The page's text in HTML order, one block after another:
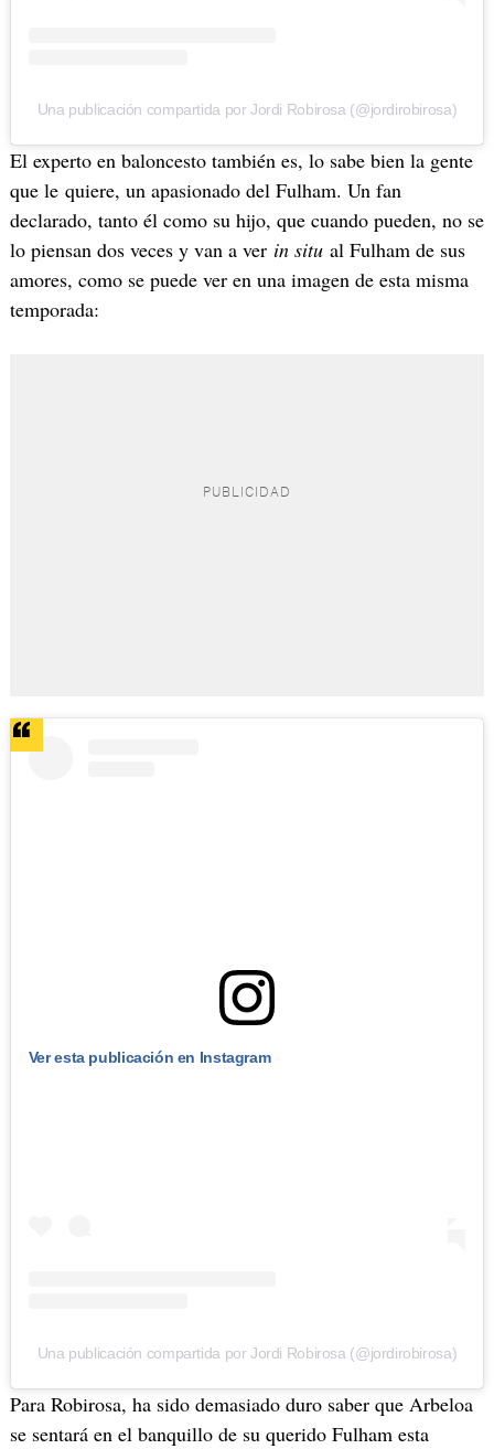
Una publicación compartida por Jordi Robirosa (@jordirobirosa)
El experto en baloncesto también es, lo sabe bien la gente
que le quiere, un apasionado del Fulham. Un fan
declarado, tanto él como su hijo, que cuando pueden, no se
lo piensan dos veces y van a ver in situal Fulham de sus
amores, como se puede ver en una imagen de esta misma
temporada:
Ver esta publicación en Instagram
Una publicación compartida por Jordi Robirosa (@jordirobirosa)
Para Robirosa, ha sido demasiado duro saber que Arbeloa
se sentará en el banquillo de su querido Fulham esta